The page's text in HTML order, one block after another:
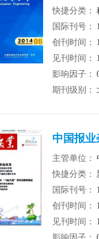
快捷分类：
国际刊号：
创刊时间：
见刊时间：
影响因子：
期刊级别：
中国报业
主管单位：
快捷分类：
国际刊号：
创刊时间：
见刊时间：